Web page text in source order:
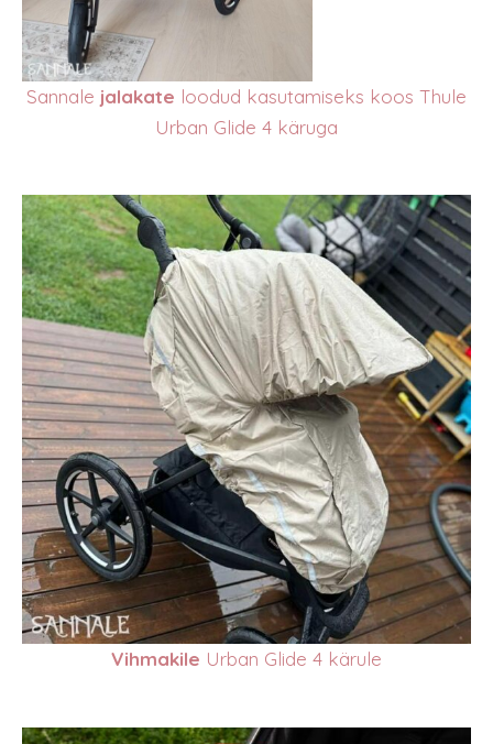
Sannale jalakate loodud kasutamiseks koos Thule
Urban Glide 4 käruga
Vihmakile Urban Glide 4 kärule